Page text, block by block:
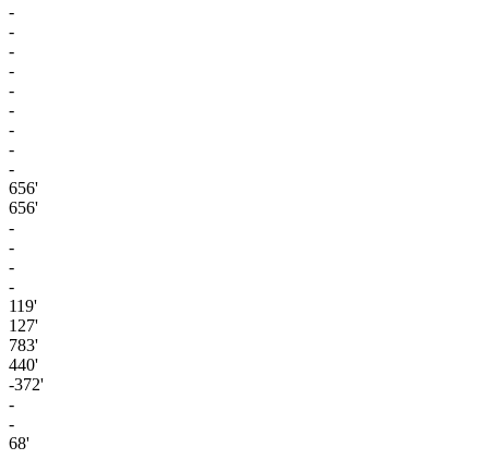
-
-
-
-
-
-
-
-
-
656'
656'
-
-
-
-
119'
127'
783'
440'
-372'
-
-
68'